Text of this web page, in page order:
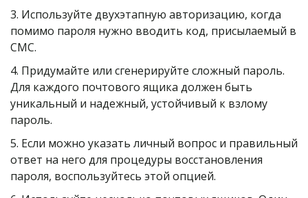
3. Используйте двухэтапную авторизацию, когда
помимо пароля нужно вводить код, присылаемый в
СМС.
4. Придумайте или сгенерируйте сложный пароль.
Для каждого почтового ящика должен быть
уникальный и надежный, устойчивый к взлому
пароль.
5. Если можно указать личный вопрос и правильный
ответ на него для процедуры восстановления
пароля, воспользуйтесь этой опцией.